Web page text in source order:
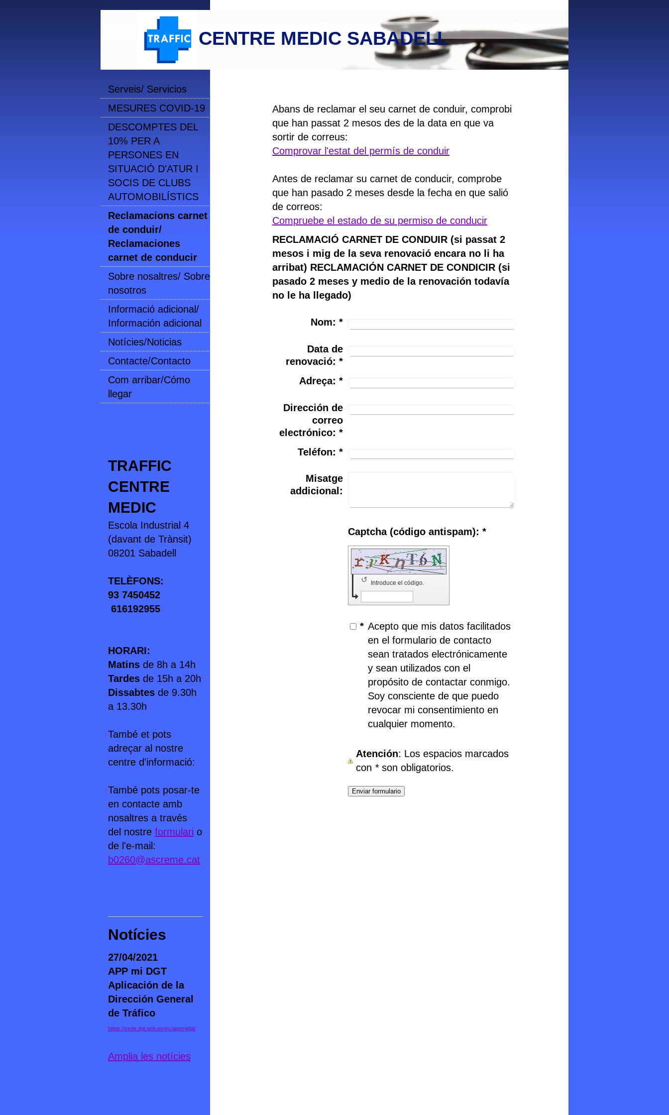
CENTRE MEDIC SABADELL
Abans de reclamar el seu carnet de conduir, comprobi
que han passat 2 mesos des de la data en que va
sortir de correus:
Comprovar l'estat del permís de conduir
Antes de reclamar su carnet de conducir, comprobe
que han pasado 2 meses desde la fecha en que salió
de correos:
Compruebe el estado de su permiso de conducir
RECLAMACIÓ CARNET DE CONDUIR (si passat 2
mesos i mig de la seva renovació encara no li ha
arribat) RECLAMACIÓN CARNET DE CONDICIR (si
pasado 2 meses y medio de la renovación todavía
no le ha llegado)
Nom: *
Data de
renovació: *
Adreça: *
Dirección de
correo
electrónico: *
Teléfon: *
Misatge
addicional:
Captcha (código antispam): *
Introduce el código.
↺
* Acepto que mis datos facilitados
en el formulario de contacto
sean tratados electrónicamente
y sean utilizados con el
propósito de contactar conmigo.
Soy consciente de que puedo
revocar mi consentimiento en
cualquier momento.
Atención: Los espacios marcados
con *son obligatorios.
Serveis/ Servicios
MESURES COVID-19
DESCOMPTES DEL
10% PER A
PERSONES EN
SITUACIÓ D'ATUR I
SOCIS DE CLUBS
AUTOMOBILÍSTICS
Reclamacions carnet
de conduir/
Reclamaciones
carnet de conducir
Sobre nosaltres/ Sobre
nosotros
Informació adicional/
Información adicional
Notícies/Noticias
Contacte/Contacto
Com arribar/Cómo
llegar
TRAFFIC
CENTRE
MEDIC
Escola Industrial 4
(davant de Trànsit)
08201 Sabadell
TELÈFONS:
93 7450452
616192955
HORARI:
Matins de 8h a 14h
Tardes de 15h a 20h
Dissabtes de 9.30h
a 13.30h
També et pots
adreçar al nostre
centre d'informació:
També pots posar-te
en contacte amb
nosaltres a través
del nostre formulari o
de l'e-mail:
b0260@ascreme.cat
Notícies
27/04/2021
APP mi DGT
Aplicación de la
Dirección General
de Tráfico
https://sede.dgt.gob.es/es/appmidgt/
Amplia les notícies